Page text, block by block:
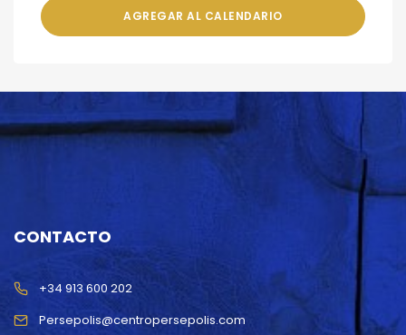
AGREGAR AL CALENDARIO
CONTACTO
Persepolis@centropersepolis.com
+34 913 600 202